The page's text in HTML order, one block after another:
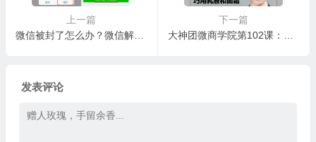
上一篇
微信被封了怎么办？微信解封技巧流程
下一篇
发表评论